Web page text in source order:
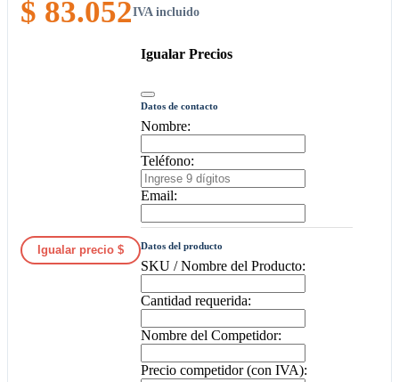
$ 83.052IVA incluido
Igualar precio $
Igualar Precios
Datos de contacto
Nombre:
Teléfono:
Email:
Datos del producto
SKU / Nombre del Producto:
Cantidad requerida:
Nombre del Competidor:
Precio competidor (con IVA):